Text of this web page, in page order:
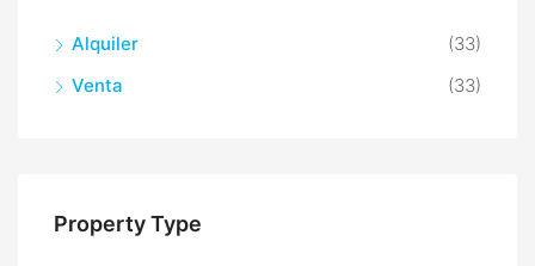
Alquiler
(33)
Venta
(33)
Property Type